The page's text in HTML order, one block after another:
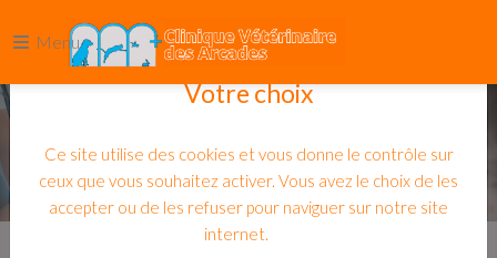
Menu
Votre choix
Ce site utilise des cookies et vous donne le contrôle sur
ceux que vous souhaitez activer. Vous avez le choix de les
accepter ou de les refuser pour naviguer sur notre site
internet.